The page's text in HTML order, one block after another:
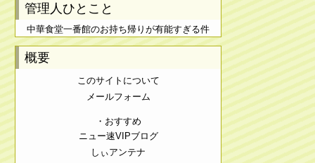
管理人ひとこと
中華食堂一番館のお持ち帰りが有能すぎる件
概要
このサイトについて
メールフォーム
・おすすめ
ニュー速VIPブログ
しぃアンテナ